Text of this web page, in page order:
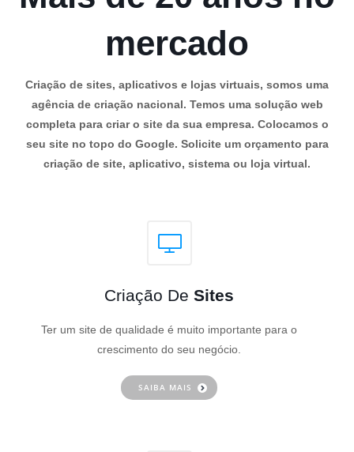
mercado
Criação de sites, aplicativos e lojas virtuais, somos uma
agência de criação nacional. Temos uma solução web
completa para criar o site da sua empresa. Colocamos o
seu site no topo do Google. Solicite um orçamento para
criação de site, aplicativo, sistema ou loja virtual.
Criação De Sites
Ter um site de qualidade é muito importante para o
crescimento do seu negócio.
SAIBA MAIS